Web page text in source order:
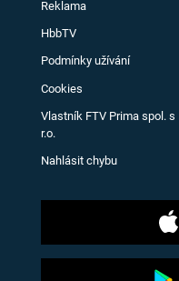
Reklama
HbbTV
Podmínky užívání
Cookies
Vlastník FTV Prima spol. s
r.o.
Nahlásit chybu